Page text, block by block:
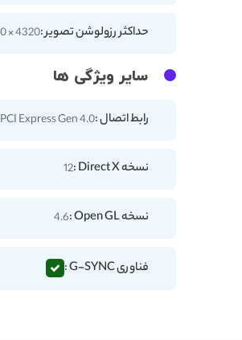
حداکثر رزولوشن تصویر :4320 × 7680
سایر ویژگی ها
رابط اتصال :PCI Express Gen 4.0
نسخه Direct X : 12
نسخه Open GL : 4.6
فناوری G-SYNC :